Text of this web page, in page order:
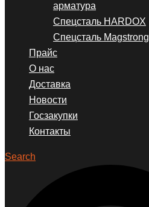
арматура
Спецсталь HARDOX
Спецсталь Magstrong
Прайс
О нас
Доставка
Новости
Госзакупки
Контакты
Search